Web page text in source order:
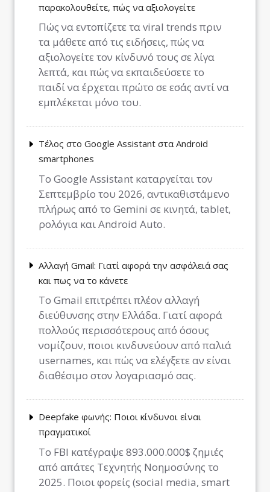
παρακολουθείτε, πώς να αξιολογείτε
Πώς να εντοπίζετε τα viral trends πριν
τα μάθετε από τις ειδήσεις, πώς να
αξιολογείτε τον κίνδυνό τους σε λίγα
λεπτά, και πώς να εκπαιδεύσετε το
παιδί να έρχεται πρώτο σε εσάς αντί να
εμπλέκεται μόνο του.
Τέλος στο Google Assistant στα Android
smartphones
Το Google Assistant καταργείται τον
Σεπτεμβρίο του 2026, αντικαθιστάμενο
πλήρως από το Gemini σε κινητά, tablet,
ρολόγια και Android Auto.
Αλλαγή Gmail: Γιατί αφορά την ασφάλειά σας
και πως να το κάνετε
Το Gmail επιτρέπει πλέον αλλαγή
διεύθυνσης στην Ελλάδα. Γιατί αφορά
πολλούς περισσότερους από όσους
νομίζουν, ποιοι κινδυνεύουν από παλιά
usernames, και πώς να ελέγξετε αν είναι
διαθέσιμο στον λογαριασμό σας.
Deepfake φωνής: Ποιοι κίνδυνοι είναι
πραγματικοί
Το FBI κατέγραψε 893.000.000$ ζημιές
από απάτες Τεχνητής Νοημοσύνης το
2025. Ποιοι φορείς (social media, smart